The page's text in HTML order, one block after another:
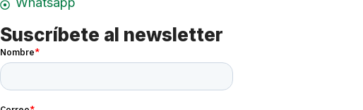
Suscríbete al newsletter